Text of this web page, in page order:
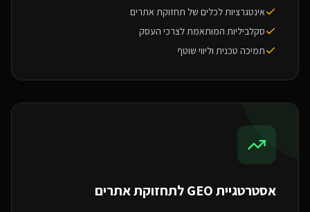
אינטגרציות לכלים של תחזוקת אתרים
סקלביליות המותאמת לצרכי העסק
תמיכה טכנית וליווי שוטף
אסטרטגיית GEO ל תחזוקת אתרים